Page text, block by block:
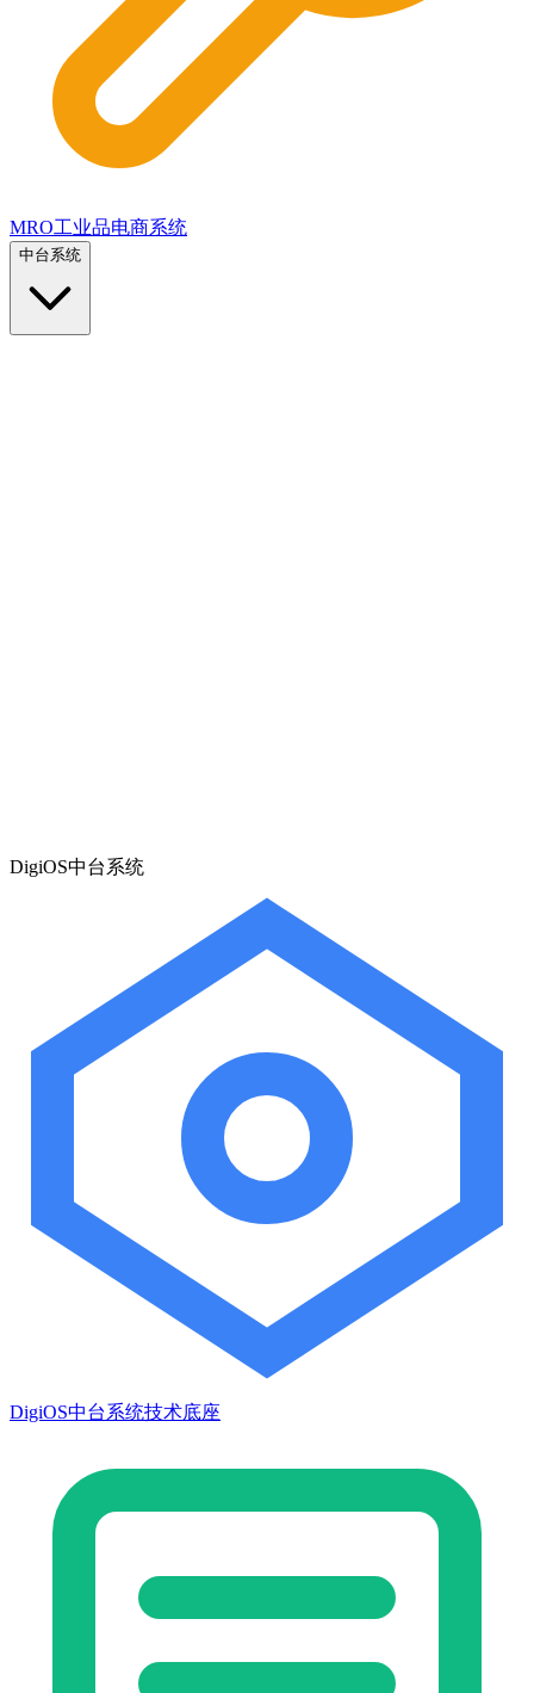
MRO工业品电商系统
中台系统
DigiOS中台系统
DigiOS中台系统技术底座